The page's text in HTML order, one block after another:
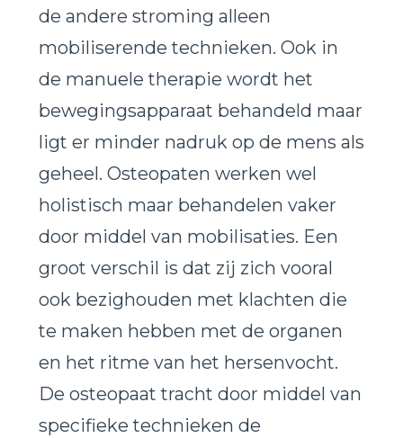
de andere stroming alleen
mobiliserende technieken. Ook in
de manuele therapie wordt het
bewegingsapparaat behandeld maar
ligt er minder nadruk op de mens als
geheel. Osteopaten werken wel
holistisch maar behandelen vaker
door middel van mobilisaties. Een
groot verschil is dat zij zich vooral
ook bezighouden met klachten die
te maken hebben met de organen
en het ritme van het hersenvocht.
De osteopaattracht door middel van
specifieke technieken de